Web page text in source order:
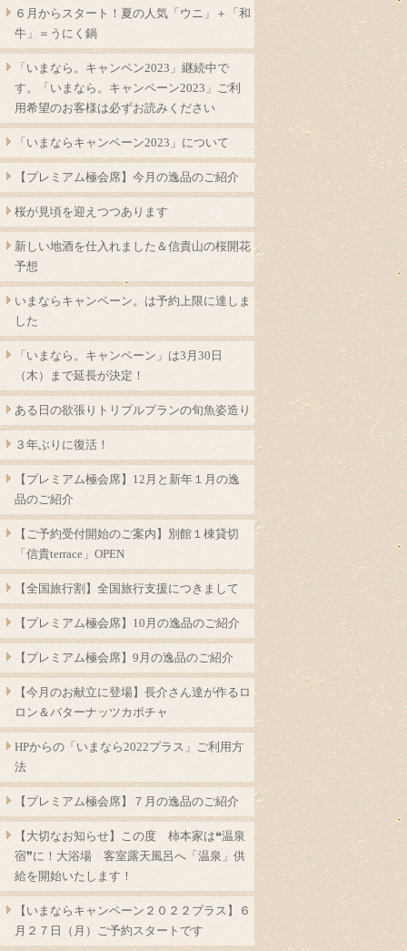
６月からスタート！夏の人気「ウニ」＋「和
牛」＝うにく鍋
「いまなら。キャンペン2023」継続中で
す。「いまなら。キャンペーン2023」ご利
用希望のお客様は必ずお読みください
「いまならキャンペーン2023」について
【プレミアム極会席】今月の逸品のご紹介
桜が見頃を迎えつつあります
新しい地酒を仕入れました＆信貴山の桜開花
予想
いまならキャンペーン。は予約上限に達しま
した
「いまなら。キャンペーン」は3月30日
（木）まで延長が決定！
ある日の欲張りトリプルプランの旬魚姿造り
３年ぶりに復活！
【プレミアム極会席】12月と新年１月の逸
品のご紹介
【ご予約受付開始のご案内】別館１棟貸切
「信貴terrace」OPEN
【全国旅行割】全国旅行支援につきまして
【プレミアム極会席】10月の逸品のご紹介
【プレミアム極会席】9月の逸品のご紹介
【今月のお献立に登場】長介さん達が作るロ
ロン＆バターナッツカボチャ
HPからの「いまなら2022プラス」ご利用方
法
【プレミアム極会席】７月の逸品のご紹介
【大切なお知らせ】この度 柿本家は❝温泉
宿❞に！大浴場 客室露天風呂へ「温泉」供
給を開始いたします！
【いまならキャンペーン２０２２プラス】６
月２７日（月）ご予約スタートです